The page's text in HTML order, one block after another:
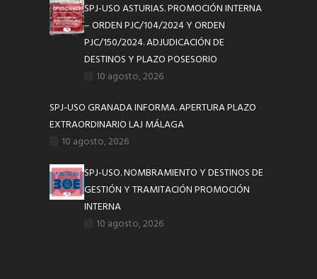
SPJ-USO ASTURIAS. PROMOCIÓN INTERNA
– ORDEN PJC/104/2024 Y ORDEN
PJC/150/2024. ADJUDICACIÓN DE
DESTINOS Y PLAZO POSESORIO
10 agosto, 2026
SPJ-USO GRANADA INFORMA. APERTURA PLAZO
EXTRAORDINARIO LAJ MÁLAGA
10 agosto, 2026
SPJ-USO. NOMBRAMIENTO Y DESTINOS DE
GESTIÓN Y TRAMITACIÓN PROMOCIÓN
INTERNA
10 agosto, 2026